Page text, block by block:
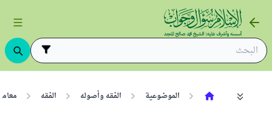
الموضوعية الفقه وأصوله الفقه